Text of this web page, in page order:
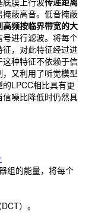
蔽高音。低音掩蔽
高频按临界带宽的大
号进行滤波。将每个
，对此特征经过进
种特征不依赖于信
又利用了听觉模型
LPCC相比具有更
噪比降低时仍然具
组的能量，将每个
）。